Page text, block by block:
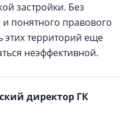
застройки. Без
понятного правового
этих территорий еще
неэффективной.
директор ГК